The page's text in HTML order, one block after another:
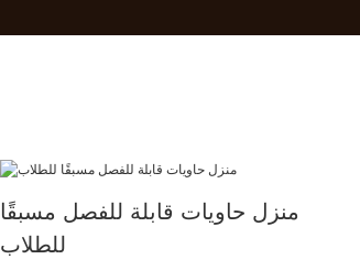
منزل حاويات قابلة للفصل مسبقًا
للطلاب